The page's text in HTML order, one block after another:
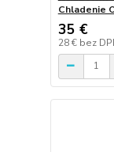
Chladenie
35 €
28 € bez